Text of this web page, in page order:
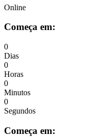
Online
Começa em:
0
Dias
0
Horas
0
Minutos
0
Segundos
Começa em: